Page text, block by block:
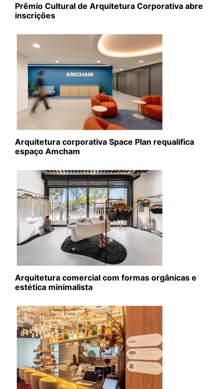
Prêmio Cultural de Arquitetura Corporativa abre
inscrições
Arquitetura corporativa Space Plan requalifica
espaço Amcham
Arquitetura comercial com formas orgânicas e
estética minimalista